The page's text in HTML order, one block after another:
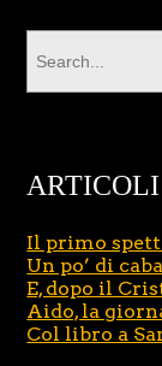
Il primo
Un po’ di
E, dopo il
Aido, la
Col libro a